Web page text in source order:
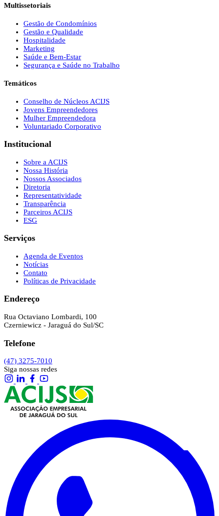
Multissetoriais
Gestão de Condomínios
Gestão e Qualidade
Hospitalidade
Marketing
Saúde e Bem-Estar
Segurança e Saúde no Trabalho
Temáticos
Conselho de Núcleos ACIJS
Jovens Empreendedores
Mulher Empreendedora
Voluntariado Corporativo
Institucional
Sobre a ACIJS
Nossa História
Nossos Associados
Diretoria
Representatividade
Transparência
Parceiros ACIJS
ESG
Serviços
Agenda de Eventos
Notícias
Contato
Políticas de Privacidade
Endereço
Rua Octaviano Lombardi, 100
Czerniewicz - Jaraguá do Sul/SC
Telefone
(47) 3275-7010
Siga nossas redes